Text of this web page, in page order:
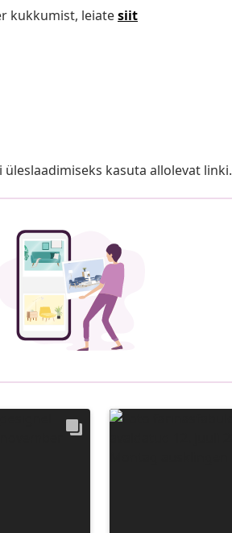
kukkumist, leiatesiit
kasuta allolevat linki.